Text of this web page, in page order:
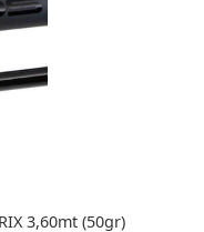
3,60mt (50gr)